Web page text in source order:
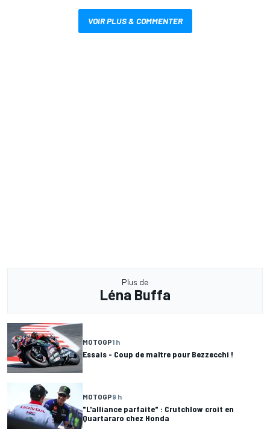
VOIR PLUS & COMMENTER
Plus de
Léna Buffa
MOTOGP1 h
Essais - Coup de maître pour Bezzecchi !
MOTOGP9 h
"L'alliance parfaite" : Crutchlow croit en
Quartararo chez Honda